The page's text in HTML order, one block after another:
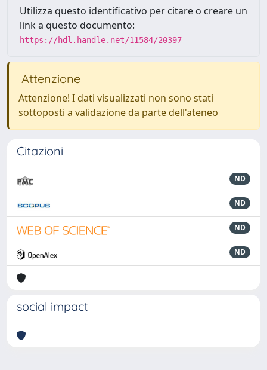
Utilizza questo identificativo per citare o creare un
link a questo documento:
https://hdl.handle.net/11584/20397
Attenzione
Attenzione! I dati visualizzati non sono stati
sottoposti a validazione da parte dell'ateneo
Citazioni
ND
ND
ND
ND
social impact